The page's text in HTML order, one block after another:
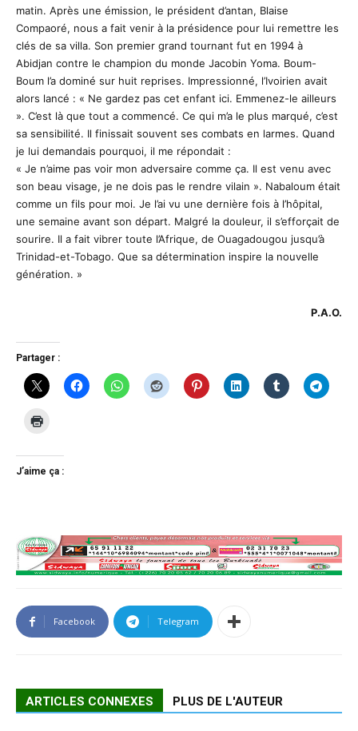
matin. Après une émission, le président d’antan, Blaise
Compaoré, nous a fait venir à la présidence pour lui remettre les
clés de sa villa. Son premier grand tournant fut en 1994 à
Abidjan contre le champion du monde Jacobin Yoma. Boum-
Boum l’a dominé sur huit reprises. Impressionné, l’Ivoirien avait
alors lancé : « Ne gardez pas cet enfant ici. Emmenez-le ailleurs
». C’est là que tout a commencé. Ce qui m’a le plus marqué, c’est
sa sensibilité. Il finissait souvent ses combats en larmes. Quand
je lui demandais pourquoi, il me répondait :
« Je n’aime pas voir mon adversaire comme ça. Il est venu avec
son beau visage, je ne dois pas le rendre vilain ». Nabaloum était
comme un fils pour moi. Je l’ai vu une dernière fois à l’hôpital,
une semaine avant son départ. Malgré la douleur, il s’efforçait de
sourire. Il a fait vibrer toute l’Afrique, de Ouagadougou jusqu’à
Trinidad-et-Tobago. Que sa détermination inspire la nouvelle
génération. »
P.A.O.
Partager :
J’aime ça :
Facebook Telegram
ARTICLES CONNEXES PLUS DE L'AUTEUR